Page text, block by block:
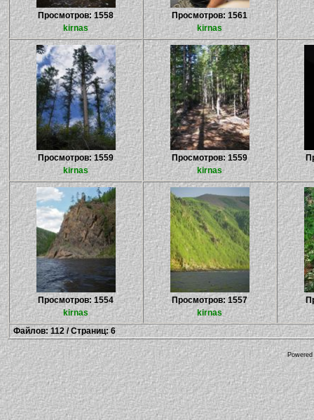
Просмотров: 1558
kirnas
Просмотров: 1561
kirnas
Просмотров: 1559
kirnas
Просмотров: 1559
kirnas
Просмотров: 1554
kirnas
Просмотров: 1557
kirnas
Файлов: 112 / Страниц: 6